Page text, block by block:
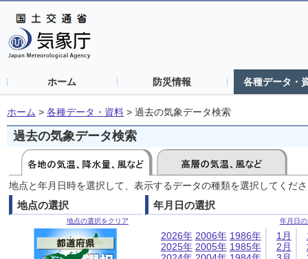
ホーム 防災情報 各種データ・
ホーム > 各種データ・資料 > 過去の気象データ検索
過去の気象データ検索
地点と年月日時を選択して、表示するデータの種類を選択してくだ
地点の選択
地点の選択をクリア
年月日の選択
年月日
2026年
2025年
2006年
2005年
1986年
1985年
1月
2月